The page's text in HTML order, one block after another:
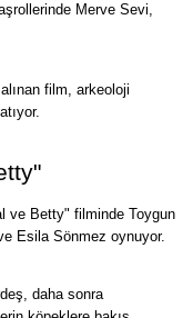
Merve Sevi,
film, arkeoloji
ve Betty" filminde Toygun
Esila Sönmez oynuyor.
daha sonra